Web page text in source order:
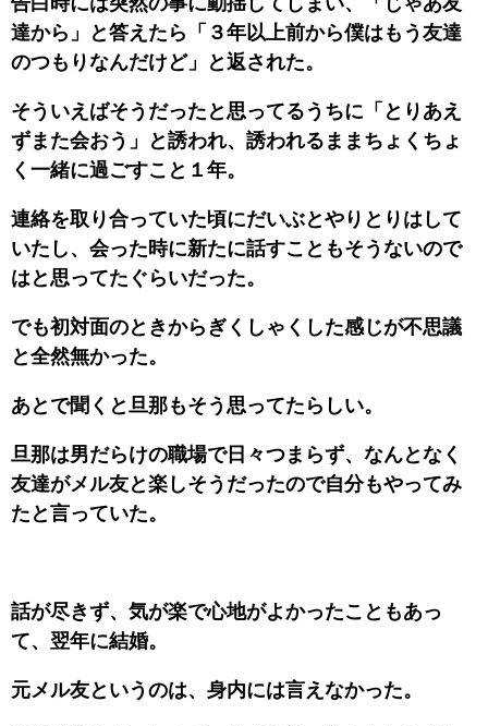
達から」と答えたら「３年以上前から僕はもう友達
のつもりなんだけど」と返された。
そういえばそうだったと思ってるうちに「とりあえ
ずまた会おう」と誘われ、誘われるままちょくちょ
く一緒に過ごすこと１年。
連絡を取り合っていた頃にだいぶとやりとりはして
いたし、会った時に新たに話すこともそうないので
はと思ってたぐらいだった。
でも初対面のときからぎくしゃくした感じが不思議
と全然無かった。
あとで聞くと旦那もそう思ってたらしい。
旦那は男だらけの職場で日々つまらず、なんとなく
友達がメル友と楽しそうだったので自分もやってみ
たと言っていた。
話が尽きず、気が楽で心地がよかったこともあっ
て、翌年に結婚。
元メル友というのは、身内には言えなかった。